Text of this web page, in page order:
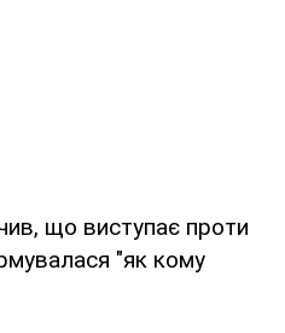
що виступає проти
"як кому